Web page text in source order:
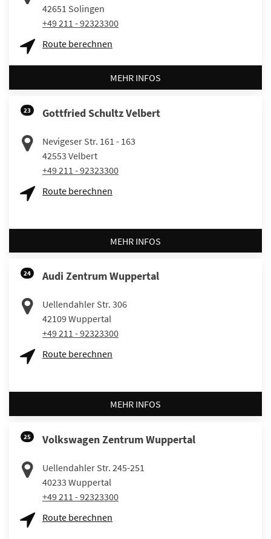
42651 Solingen
+49 211 - 92323300
Route berechnen
MEHR INFOS
23 Gottfried Schultz Velbert
Nevigeser Str. 161 - 163
42553 Velbert
+49 211 - 92323300
Route berechnen
MEHR INFOS
24 Audi Zentrum Wuppertal
Uellendahler Str. 306
42109Wuppertal
+49 211 - 92323300
Route berechnen
MEHR INFOS
25 Volkswagen Zentrum Wuppertal
Uellendahler Str. 245-251
40233 Wuppertal
+49 211 - 92323300
Route berechnen